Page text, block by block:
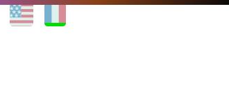
EN